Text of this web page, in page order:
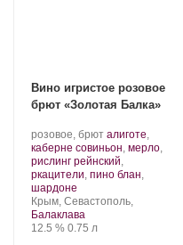
Вино игристое розовое
брют «Золотая Балка»
Производитель:
Золотая
Балка.
розовое, брют .
Сорт
винограда:
алиготе,
каберне совиньон, мерло,
рислинг рейнский,
ркацители, пино блан,
шардоне
Регион:
Крым, Севастополь,
Балаклава
Крепость
12.5 %. Объем
0.75 л